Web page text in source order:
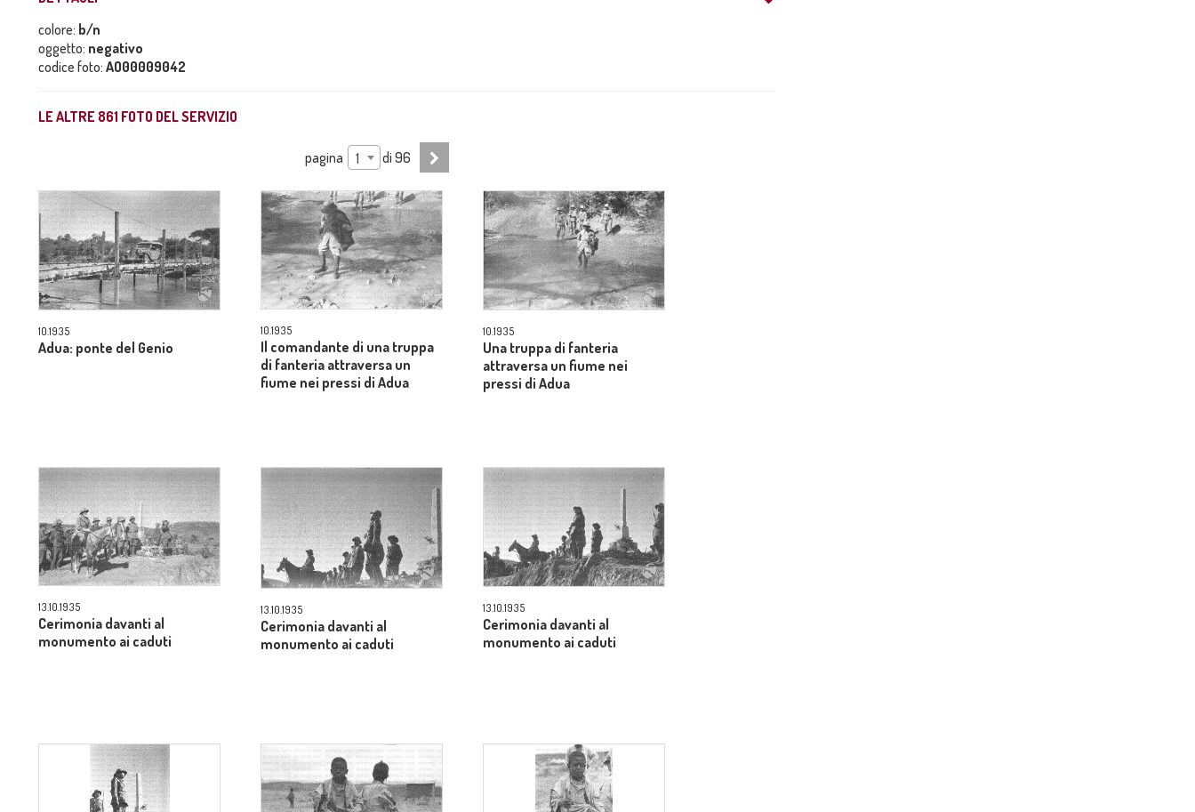
colore: b/n
oggetto: negativo
codice foto: AO00009042
LE ALTRE 861 FOTO DEL SERVIZIO
pagina 1 di96
10.1935
Adua: ponte del Genio
10.1935
Il comandante di una truppa
di fanteria attraversa un
fiume nei pressi di Adua
10.1935
Una truppa di fanteria
attraversa un fiume nei
pressi di Adua
13.10.1935
Cerimonia davanti al
monumento ai caduti
13.10.1935
Cerimonia davanti al
monumento ai caduti
13.10.1935
Cerimonia davanti al
monumento ai caduti